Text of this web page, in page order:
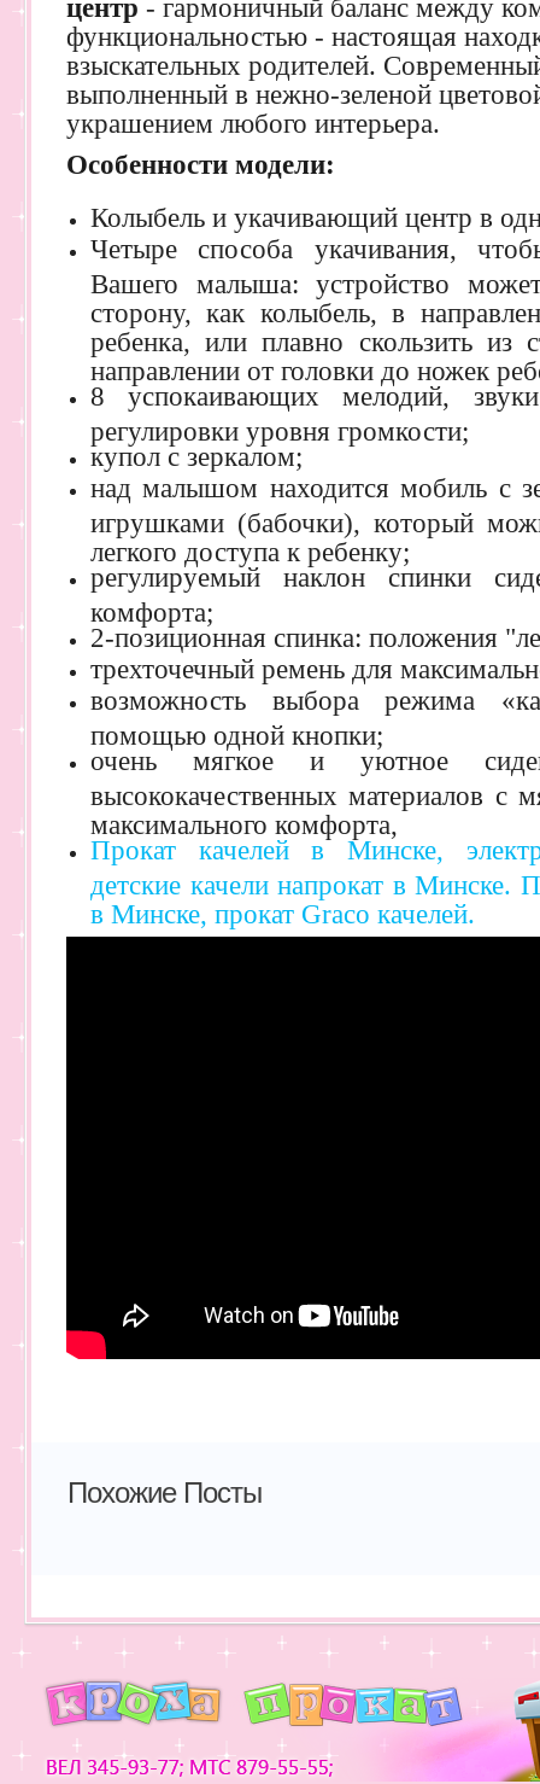
центр - гармоничный баланс между
функциональностью - настоящая
взыскательных родителей.
выполненный в нежно-зеленой
украшением любого интерьера.
Особенности модели:
Колыбель и укачивающий центр в
Четыре способа укачивания,
Вашего малыша: устройство
сторону, как колыбель, в
ребенка, или плавно скользить
направлении от головки до ножек
8 успокаивающих мелодий,
регулировки уровня громкости;
купол с зеркалом;
над малышом находится мобиль с
игрушками (бабочки), который
легкого доступа к ребенку;
регулируемый наклон спинки
комфорта;
2-позиционная спинка: положения
трехточечный ремень для
возможность выбора режима
помощью одной кнопки;
очень мягкое и уютное
высококачественных материалов с
максимального комфорта,
Прокат качелей в Минске,
детские качели напрокат в Минске.
в Минске, прокат Graco качелей.
Похожие Посты